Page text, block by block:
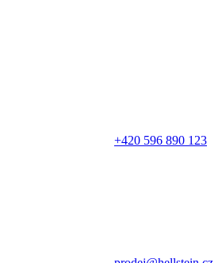
+420 596 890 123